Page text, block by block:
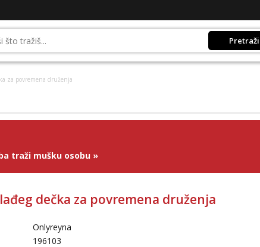
Pretraži
za povremena druženja
traži mušku osobu »
dečka za povremena druženja
Onlyreyna
196103